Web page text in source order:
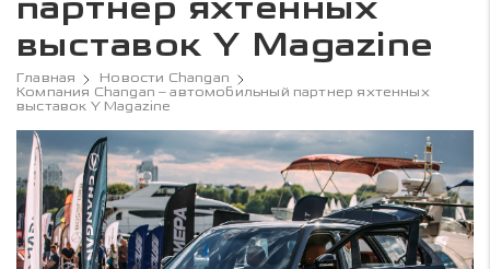
партнер яхтенных
выставок Y Magazine
Главная
Новости Changan
Компания Changan – автомобильный партнер яхтенных
выставок Y Magazine